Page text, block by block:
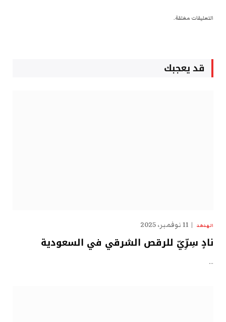
التعليقات مغلقة.
قد يعجبك
الهدهد 11 نوفمبر، 2025
نادٍ سِرِّيّ للرقص الشرقي في السعودية
…